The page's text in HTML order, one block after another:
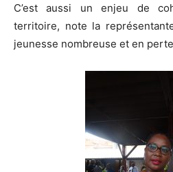
C’est aussi un enjeu de
territoire, note la
jeunesse nombreuse et en